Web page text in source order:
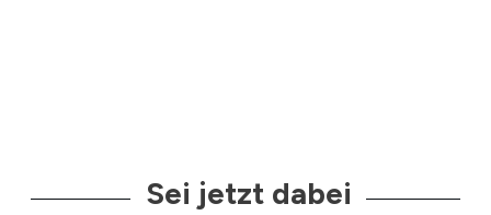
Sei jetzt dabei